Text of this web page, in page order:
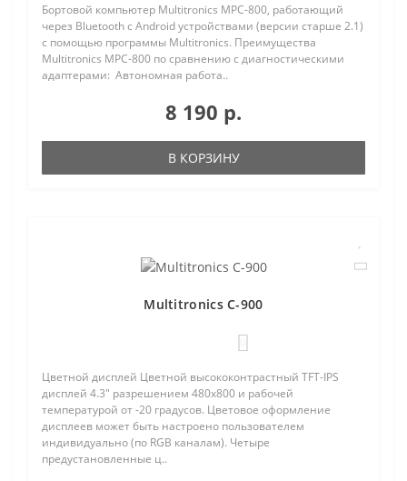
Бортовой компьютер Multitronics MPC-800, работающий
через Bluetooth с Android устройствами (версии старше 2.1)
с помощью программы Multitronics. Преимущества
Multitronics MPC-800 по сравнению с диагностическими
адаптерами: Автономная работа..
8 190 р.
В КОРЗИНУ
Multitronics C-900
Цветной дисплей Цветной высококонтрастный TFT-IPS
дисплей 4.3" разрешением 480х800 и рабочей
температурой от -20 градусов. Цветовое оформление
дисплеев может быть настроено пользователем
индивидуально (по RGB каналам). Четыре
предустановленные ц..